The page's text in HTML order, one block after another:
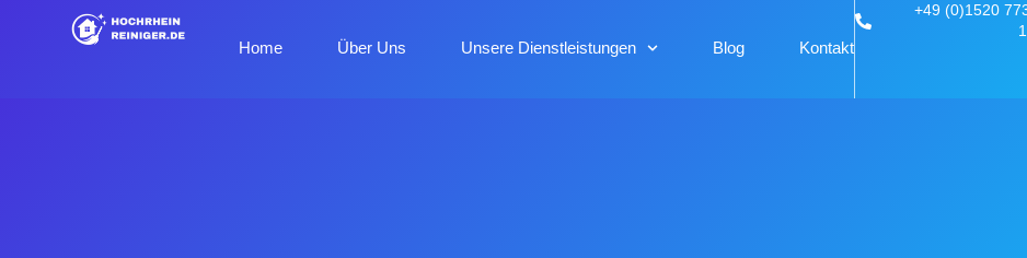
Home Über Uns Unsere Dienstleistungen Blog Kontakt
+49 (0)1520